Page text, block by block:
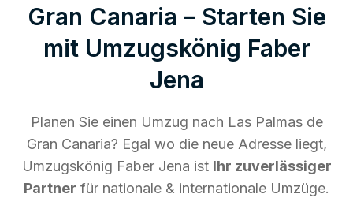
Gran Canaria – Starten Sie
mit Umzugskönig Faber
Jena
Planen Sie einen Umzug nach Las Palmas de
Gran Canaria? Egal wo die neue Adresse liegt,
Umzugskönig Faber Jena ist Ihr zuverlässiger
Partner für nationale & internationale Umzüge.